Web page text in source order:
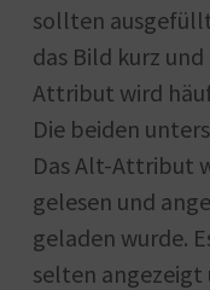
sollten
das Bild kurz
Attribut wird
Die beiden
Das Alt-Attribut
gelesen und
geladen wurde.
selten angezeigt